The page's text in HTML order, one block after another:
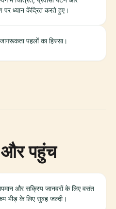
पर ध्यान केंद्रित करते हुए।
पहलों का हिस्सा।
पहुंच
और सक्रिय जानवरों के लिए वसंत
भीड़ के लिए सुबह जल्दी।